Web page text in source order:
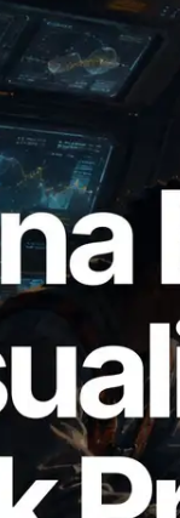
Solana
der
und der